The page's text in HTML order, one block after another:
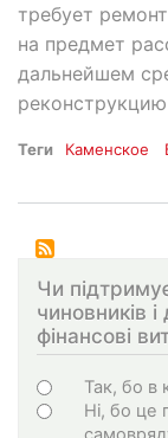
требует
на предмет
дальнейшем
Теги Каменское
Чи
чиновників
фінансові
Choices
Так, бо в
Ні, бо це